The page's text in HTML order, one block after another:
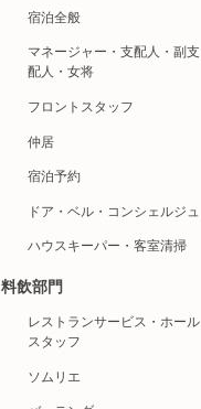
宿泊全般
マネージャー・支配人・副支
配人・女将
フロントスタッフ
仲居
宿泊予約
ドア・ベル・コンシェルジュ
ハウスキーパー・客室清掃
料飲部門
レストランサービス・ホール
スタッフ
ソムリエ